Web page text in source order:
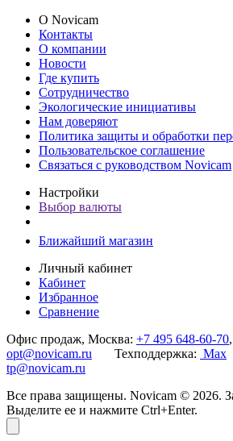
О Novicam
Контакты
О компании
Новости
Где купить
Сотрудничество
Экологические инициативы
Нам доверяют
Политика защиты и обработки
Пользовательское соглашение
Связаться с руководством Novicam
Настройки
Выбор валюты
Ближайший магазин
Личный кабинет
Кабинет
Избранное
Сравнение
Офис продаж, Москва: +7 495 648-60-70,
opt@novicam.ru Техподдержка: Max
tp@novicam.ru
Все права защищены. Novicam © 2026.
Выделите ее и нажмите Ctrl+Enter.